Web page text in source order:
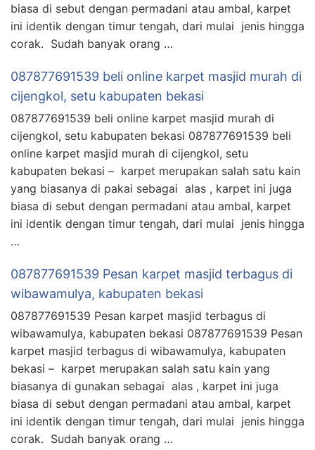
biasa di sebut dengan permadani atau ambal, karpet
ini identik dengan timur tengah, dari mulai jenis hingga
corak. Sudah banyak orang …
087877691539 beli online karpet masjid murah di
cijengkol, setu kabupaten bekasi
087877691539 beli online karpet masjid murah di
cijengkol, setu kabupaten bekasi 087877691539 beli
online karpet masjid murah di cijengkol, setu
kabupaten bekasi – karpet merupakan salah satu kain
yang biasanya di pakai sebagai alas , karpet ini juga
biasa di sebut dengan permadani atau ambal, karpet
ini identik dengan timur tengah, dari mulai jenis hingga
…
087877691539 Pesan karpet masjid terbagus di
wibawamulya, kabupaten bekasi
087877691539 Pesan karpet masjid terbagus di
wibawamulya, kabupaten bekasi 087877691539 Pesan
karpet masjid terbagus di wibawamulya, kabupaten
bekasi – karpet merupakan salah satu kain yang
biasanya di gunakan sebagai alas , karpet ini juga
biasa di sebut dengan permadani atau ambal, karpet
ini identik dengan timur tengah, dari mulai jenis hingga
corak. Sudah banyak orang …